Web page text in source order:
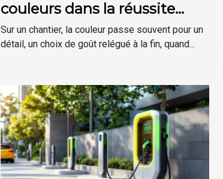
couleurs dans la réussite
d’un chantier
Sur un chantier, la couleur passe souvent pour un
détail, un choix de goût relégué à la fin, quand...